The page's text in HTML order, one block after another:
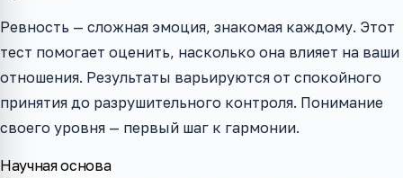
Ревность — сложная эмоция, знакомая каждому. Этот
тест помогает оценить, насколько она влияет на ваши
отношения. Результаты варьируются от спокойного
принятия до разрушительного контроля. Понимание
своего уровня — первый шаг к гармонии.
Научная основа